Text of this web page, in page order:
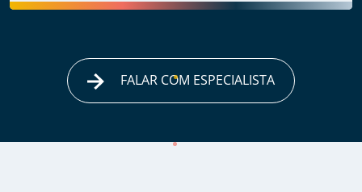
FALAR COM ESPECIALISTA